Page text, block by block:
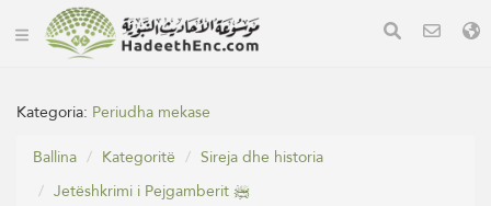
Kategoria: Periudha mekase
Ballina
Kategoritë
Sireja dhe historia
Jetëshkrimi i Pejgamberit ﷺ